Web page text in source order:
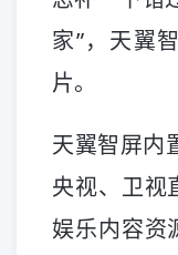
家”，天翼
片。
天翼智屏内
央视、卫视
娱乐内容资